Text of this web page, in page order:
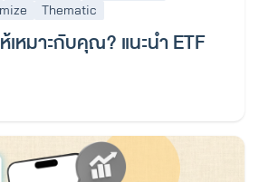
Thematic
ห้เหมาะกับคุณ? แนะนำ ETF